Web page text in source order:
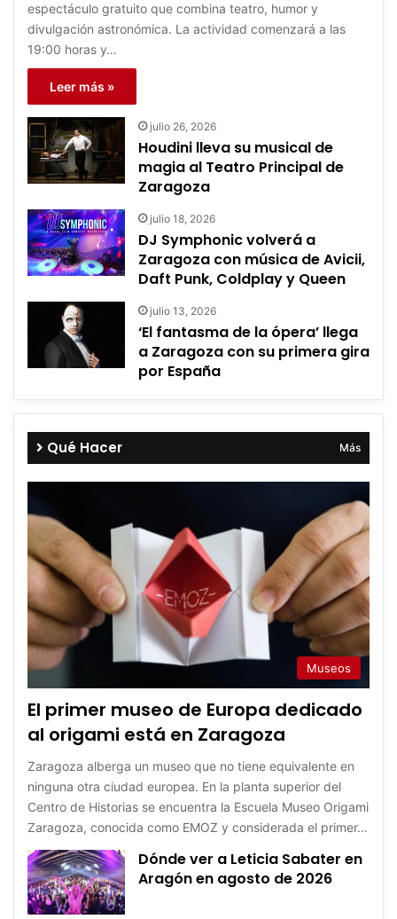
espectáculo gratuito que combina teatro, humor y
divulgación astronómica. La actividad comenzará a las
19:00 horas y…
Leer más »
julio 26, 2026
Houdini lleva su musical de
magia al Teatro Principal de
Zaragoza
julio 18, 2026
DJ Symphonic volverá a
Zaragoza con música de Avicii,
Daft Punk, Coldplay y Queen
julio 13, 2026
‘El fantasma de la ópera’ llega
a Zaragoza con su primera gira
por España
Qué Hacer Más
Museos
El primer museo de Europa dedicado
al origami está en Zaragoza
Zaragoza alberga un museo que no tiene equivalente en
ninguna otra ciudad europea. En la planta superior del
Centro de Historias se encuentra la Escuela Museo Origami
Zaragoza, conocida como EMOZ y considerada el primer…
Dónde ver a Leticia Sabater en
Aragón en agosto de 2026